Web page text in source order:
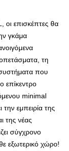
οι επισκέπτες θα
γκάμα
τη
που
επίκεντρο
minimal
την εμπειρία της
της νέας
σύγχρονο
εξωτερικό χώρο!